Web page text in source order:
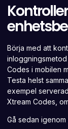
Börja med att
Codes i mobilen
Testa helst
exempel
Xtream Codes,
Gå sedan